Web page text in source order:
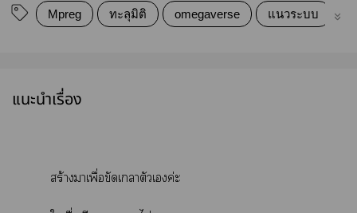
Mpreg ทะลุมิติ omegaverse แนวระบบ
แนะนำเรื่อง
สร้างาเพื่อขัดเาตัวเค่ะ